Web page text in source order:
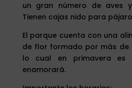
un gran número de aves
Tienen cajas nido para
El parque cuenta con una
de flor formado por más de
lo cual en primavera
enamorará.